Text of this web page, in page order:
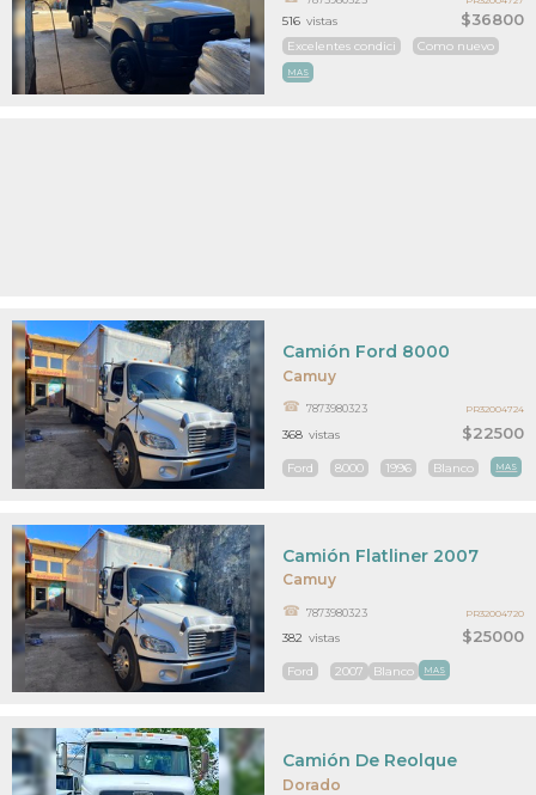
$36800
Excelentes condici Como nuevo
MAS
516 vistas
Camuy
$22500
Camión Ford 8000
7873980323
Ford 8000 1996 Blanco MAS
368 vistas
PR32004724
Camuy
$25000
Camión Flatliner 2007
7873980323
Ford 2007 Blanco MAS
382 vistas
PR32004720
Dorado
Camión De Reolque